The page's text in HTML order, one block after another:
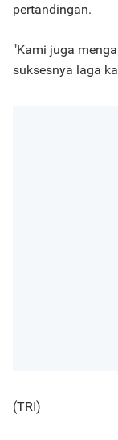
pertandingan.
"Kami juga
suksesnya laga
(TRI)